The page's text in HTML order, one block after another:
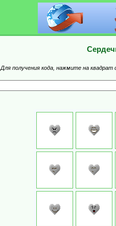
Для получения кода, нажмите на